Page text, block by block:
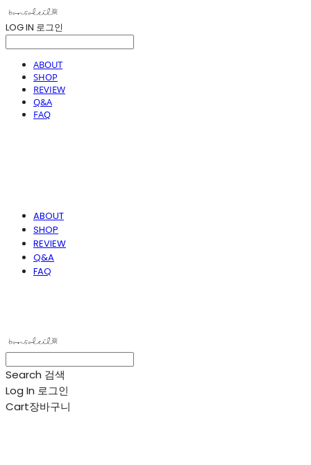
LOG IN 로그인
ABOUT
SHOP
REVIEW
Q&A
FAQ
ABOUT
SHOP
REVIEW
Q&A
FAQ
Search 검색
Log In 로그인
Cart장바구니